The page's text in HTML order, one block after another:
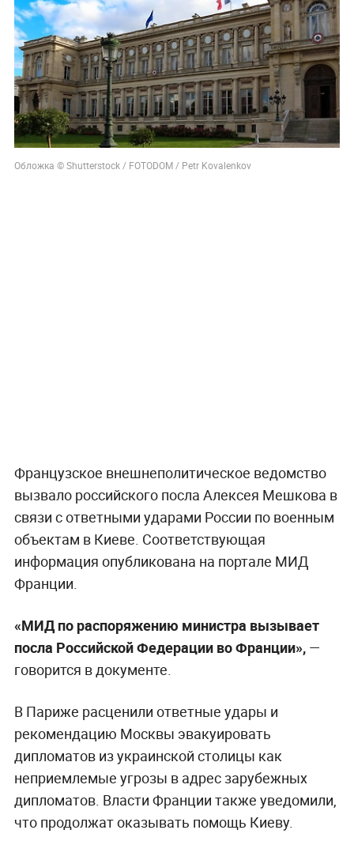
Обложка © Shutterstock / FOTODOM / Petr Kovalenkov
Французское внешнеполитическое ведомство
вызвало российского посла Алексея Мешкова в
связи с ответными ударами России по военным
объектам в Киеве. Соответствующая
информация опубликована на портале МИД
Франции.
«МИД по распоряжению министра вызывает
посла Российской Федерации во Франции»,—
говорится в документе.
В Париже расценили ответные удары и
рекомендацию Москвы эвакуировать
дипломатов из украинской столицы как
неприемлемые угрозы в адрес зарубежных
дипломатов. Власти Франции также уведомили,
что продолжат оказывать помощь Киеву.